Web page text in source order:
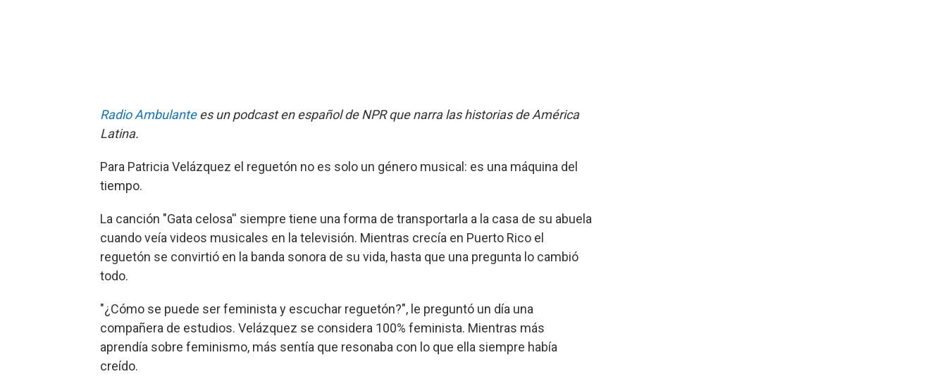
Radio Ambulantees un podcast en español de NPR que narra las historias de América
Latina.
Para Patricia Velázquez el reguetón no es solo un género musical: es una máquina del
tiempo.
La canción "Gata celosa'' siempre tiene una forma de transportarla a la casa de su abuela
cuando veía videos musicales en la televisión. Mientras crecía en Puerto Rico el
reguetón se convirtió en la banda sonora de su vida, hasta que una pregunta lo cambió
todo.
"¿Cómo se puede ser feminista y escuchar reguetón?", le preguntó un día una
compañera de estudios. Velázquez se considera 100% feminista. Mientras más
aprendía sobre feminismo, más sentía que resonaba con lo que ella siempre había
creído.